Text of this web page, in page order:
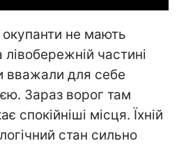
не мають
частині
вважали для себе
Зараз ворог там
спокійніші місця. Їхній
стан сильно